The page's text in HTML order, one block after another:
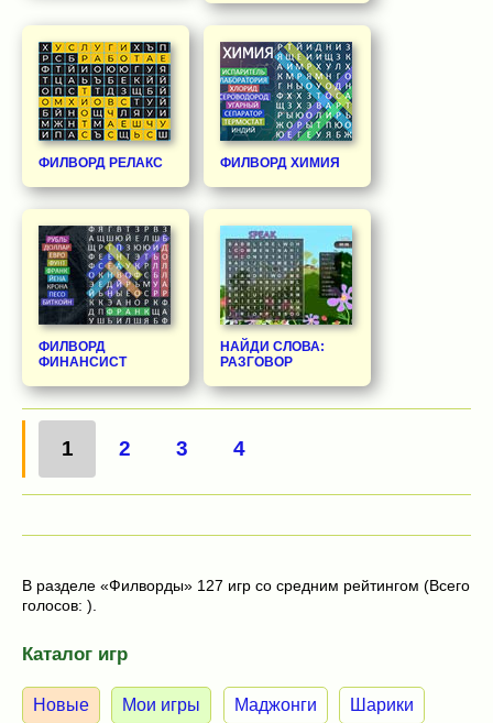
ФИЛВОРД РЕЛАКС ФИЛВОРД ХИМИЯ
ФИЛВОРД
ФИНАНСИСТ
НАЙДИ СЛОВА:
РАЗГОВОР
1 2 3 4
В разделе «Филворды» 127 игр со средним рейтингом (Всего
голосов: ).
Каталог игр
Новые Мои игры Маджонги Шарики